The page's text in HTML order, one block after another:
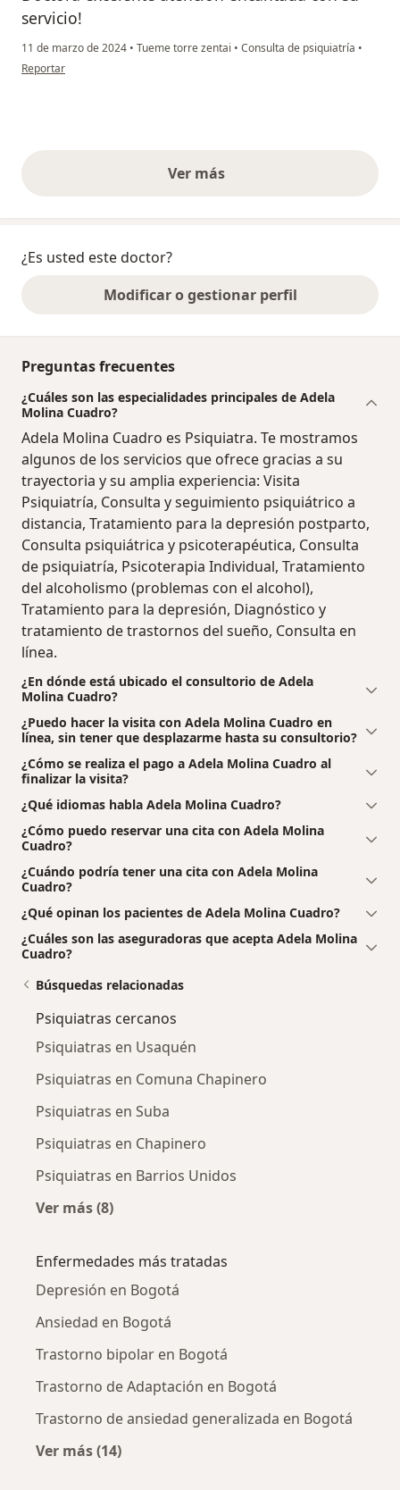
servicio!
11 de marzo de 2024 • Tueme torre zentai • Consulta de psiquiatría •
en opinión del usuario Em
Reportar
Ver másopiniones anteriores
¿Es usted este doctor?
Modificar o gestionar perfil
Preguntas frecuentes
¿Cuáles son las especialidades principales de Adela
Molina Cuadro?
Adela Molina Cuadro es Psiquiatra. Te mostramos
algunos de los servicios que ofrece gracias a su
trayectoria y su amplia experiencia: Visita
Psiquiatría, Consulta y seguimiento psiquiátrico a
distancia, Tratamiento para la depresión postparto,
Consulta psiquiátrica y psicoterapéutica, Consulta
de psiquiatría, Psicoterapia Individual, Tratamiento
del alcoholismo (problemas con el alcohol),
Tratamiento para la depresión, Diagnóstico y
tratamiento de trastornos del sueño, Consulta en
línea.
¿En dónde está ubicado el consultorio de Adela
Molina Cuadro?
¿Puedo hacer la visita con Adela Molina Cuadro en
línea, sin tener que desplazarme hasta su consultorio?
¿Cómo se realiza el pago a Adela Molina Cuadro al
finalizar la visita?
¿Qué idiomas habla Adela Molina Cuadro?
¿Cómo puedo reservar una cita con Adela Molina
Cuadro?
¿Cuándo podría tener una cita con Adela Molina
Cuadro?
¿Qué opinan los pacientes de Adela Molina Cuadro?
¿Cuáles son las aseguradoras que acepta Adela Molina
Cuadro?
Búsquedas relacionadas
Psiquiatras cercanos
Psiquiatras en Usaquén
Psiquiatras en Comuna Chapinero
Psiquiatras en Suba
Psiquiatras en Chapinero
Psiquiatras en Barrios Unidos
Ver más (8)
Enfermedades más tratadas
Depresión en Bogotá
Ansiedad en Bogotá
Trastorno bipolar en Bogotá
Trastorno de Adaptación en Bogotá
Trastorno de ansiedad generalizada en Bogotá
Ver más (14)